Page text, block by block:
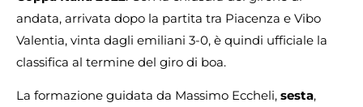
andata, arrivata dopo la partita tra Piacenza e Vibo
Valentia, vinta dagli emiliani 3-0, è quindi ufficiale la
classifica al termine del giro di boa.
La formazione guidata da Massimo Eccheli, sesta,